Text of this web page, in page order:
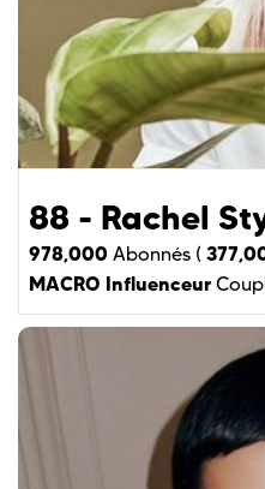
88 - Rachel
978,000 Abonnés (
MACRO Influenceur